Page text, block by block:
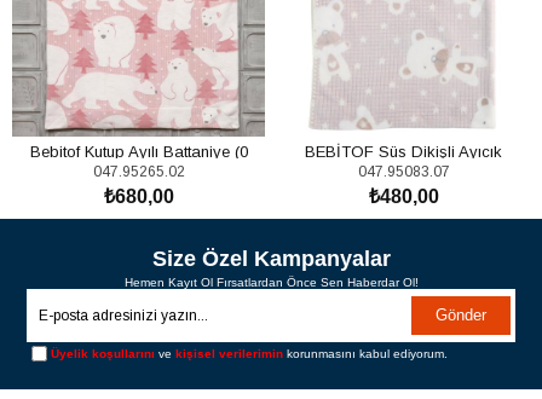
Bebitof Kutup Ayılı Battaniye (0
Ay+)
047.95265.02
₺680,00
SEPETE EKLE
BEBİTOF Süs Dikişli Ayıcık
Battaniye
047.95083.07
₺480,00
SEPETE EKLE
Size Özel Kampanyalar
Hemen Kayıt Ol Fırsatlardan Önce Sen Haberdar Ol!
Gönder
Üyelik koşullarını vekişisel verilerimin korunmasını kabul ediyorum.